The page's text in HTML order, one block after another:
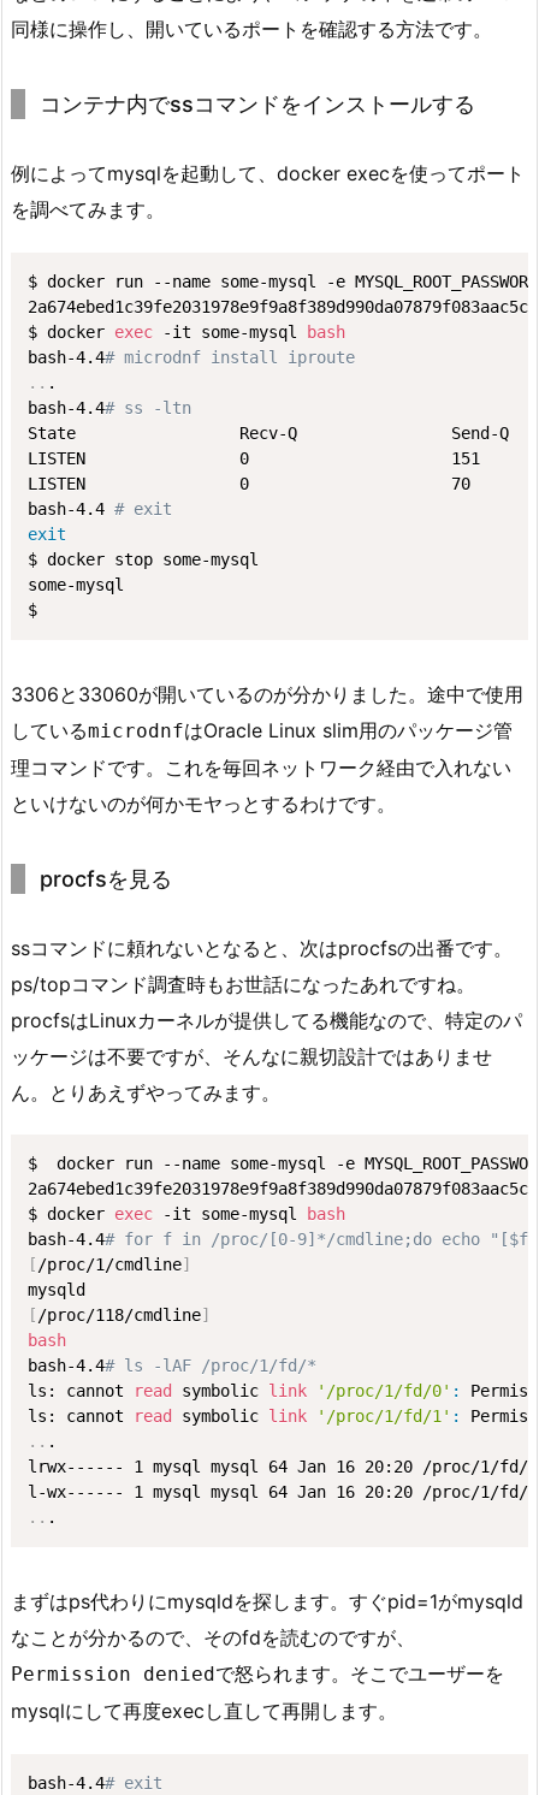
2.
的
調
査
ま
と
め
同様に操作し、開いているポートを確認する方法です。
コンテナ内でssコマンドをインストールする
例によってmysqlを起動して、docker execを使ってポート
を調べてみます。
$ docker run --name some-mysql -e MYSQL_ROOT_PASSWORD
$ docker exec -it some-mysql bash
bash-4.4# microdnf install iproute
.. .
bash-4.4# ss -ltn
State                 Recv-Q
LISTEN                0
LISTEN                0
bash-4.4 # exit
exit
$ docker stop some-mysql
some-mysql
$
3306と33060が開いているのが分かりました。途中で使用
しているmicrodnfはOracle Linux slim用のパッケージ管
理コマンドです。これを毎回ネットワーク経由で入れない
といけないのが何かモヤっとするわけです。
procfsを見る
ssコマンドに頼れないとなると、次はprocfsの出番です。
ps/topコマンド調査時もお世話になったあれですね。
procfsはLinuxカーネルが提供してる機能なので、特定のパ
ッケージは不要ですが、そんなに親切設計ではありませ
ん。とりあえずやってみます。
$  docker run --name some-mysql -e
$ docker exec -it some-mysql
bash
bash-4.4# for f in /proc/[0-9]*/cmdline;do echo
[/proc/1/cmdline]
[/proc/118/cmdline]
bash
bash-4.4# ls -lAF /proc/1/fd/*
ls: cannot
read symbolic link '/proc/1/fd/0' :
ls: cannot
read symbolic link '/proc/1/fd/1' :
.. .
lrwx------ 1 mysql mysql 64 Jan 16 20:20 /proc/1/fd/0
.. .
まずはps代わりにmysqldを探します。すぐpid=1がmysqld
なことが分かるので、そのfdを読むのですが、
Permission denied で怒られます。そこでユーザーを
mysqlにして再度execし直して再開します。
bash-4.4# exit